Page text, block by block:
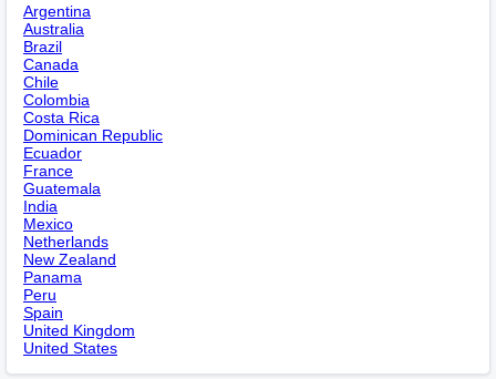
Argentina
Australia
Brazil
Canada
Chile
Colombia
Costa Rica
Dominican Republic
Ecuador
France
Guatemala
India
Mexico
Netherlands
New Zealand
Panama
Peru
Spain
United Kingdom
United States